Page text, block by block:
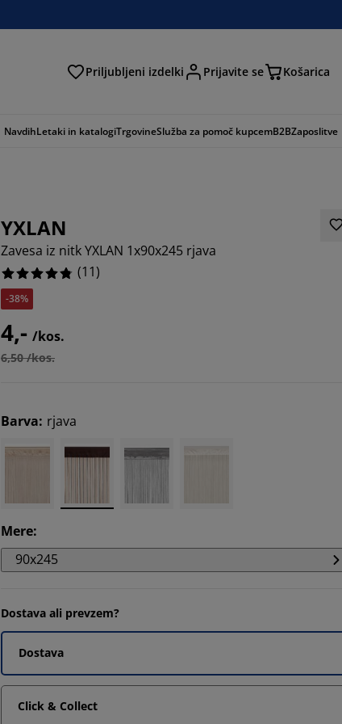
Priljubljeni izdelki Prijavite se Košarica
NavdihLetaki in katalogiTrgovineSlužba za pomoč kupcemB2BZaposlitve
YXLAN
Zavesa iz nitk YXLAN 1x90x245 rjava
(11)
-38%
4,- /kos.
6,50 /kos.
Barva: rjava
Mere:
90x245
Dostava ali prevzem?
Dostava
Click & Collect